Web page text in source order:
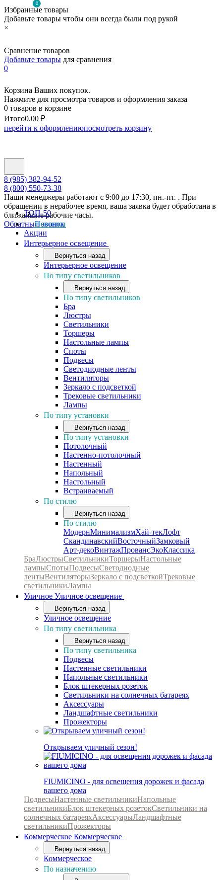
0
Избранные товары
Добавьте товары чтобы они всегда были под рукой
×
Сравнение товаров
Добавьте товары для сравнения
0
Корзина Ваших покупок.
Нажмите для просмотра товаров и оформления заказа
0 товаров в корзине
Итого0.00 ₽
перейти к оформлениюпосмотреть корзину
8 (985) 382-94-52
8 (800) 550-73-38
Наши менеджеры работают с 9:00 до 17:30, пн.-пт. . При
обращении в нерабочее время, ваша заявка будет обработана в
ближайшие рабочие часы.
Обратный звонок
ТОП-50
Новинки
Акции
Интерьерное освещение
Вернуться назад
Интерьерное освещение
По типу светильников
Вернуться назад
По типу светильников
Бра
Люстры
Светильники
Торшеры
Настольные лампы
Споты
Подвесы
Светодиодные ленты
Вентиляторы
Зеркало с подсветкой
Трековые светильники
Лампы
По типу установки
Вернуться назад
По типу установки
Потолочный
Настенно-потолочный
Настенный
Напольный
Настольный
Встраиваемый
По стилю
Вернуться назад
По стилю
МодернМинимализмХай-текЛофт
СкандинавскийВосточныйЗамковый
Арт-декоВинтажПровансЭкоКлассика
БраЛюстрыСветильникиТоршерыНастольные
лампыСпотыПодвесыСветодиодные
лентыВентиляторыЗеркало с подсветкойТрековые
светильникиЛампы
Уличное Уличное освещение
Вернуться назад
Уличное освещение
По типу светильника
Вернуться назад
По типу светильника
Подвесы
Настенные светильники
Напольные светильники
Блок штекерных розеток
Светильники на солнечных батареях
Аксессуары
Ландшафтные светильники
Прожекторы
Открываем уличный сезон!
FIUMICINO - для освещения дорожек и фасада
вашего дома
ПодвесыНастенные светильникиНапольные
светильникиБлок штекерных розетокСветильники на
солнечных батареяхАксессуарыЛандшафтные
светильникиПрожекторы
Коммерческое Коммерческое
Вернуться назад
Коммерческое
По назначению